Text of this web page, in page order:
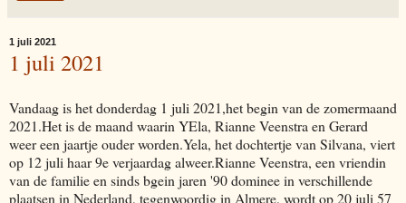
1 juli 2021
1 juli 2021
Vandaag is het donderdag 1 juli 2021,het begin van de zomermaand
2021.Het is de maand waarin YEla, Rianne Veenstra en Gerard
weer een jaartje ouder worden.Yela, het dochtertje van Silvana, viert
op 12 juli haar 9e verjaardag alweer.Rianne Veenstra, een vriendin
van de familie en sinds bgein jaren '90 dominee in verschillende
plaatsen in Nederland, tegenwoordig in Almere, wordt op 20 juli 57